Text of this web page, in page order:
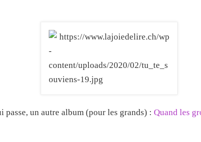
passe, un autre album (pour les grands) : Quand les